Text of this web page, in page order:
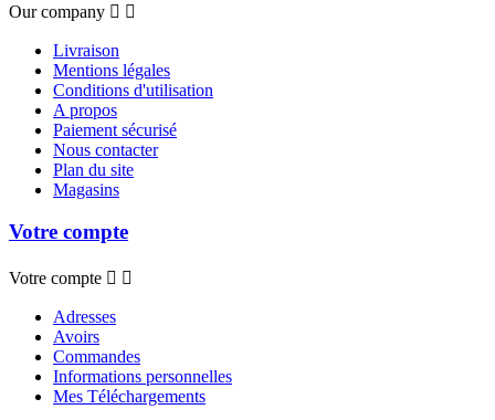
Our company  
Livraison
Mentions légales
Conditions d'utilisation
A propos
Paiement sécurisé
Nous contacter
Plan du site
Magasins
Votre compte
Votre compte  
Adresses
Avoirs
Commandes
Informations personnelles
Mes Téléchargements